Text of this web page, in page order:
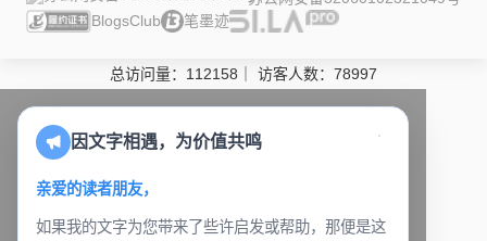
BlogsClub
笔墨迹
总访问量： 112158 访客人数： 78997
因文字相遇，为价值共鸣
亲爱的读者朋友，
如果我的文字为您带来了些许启发或帮助，那便是这